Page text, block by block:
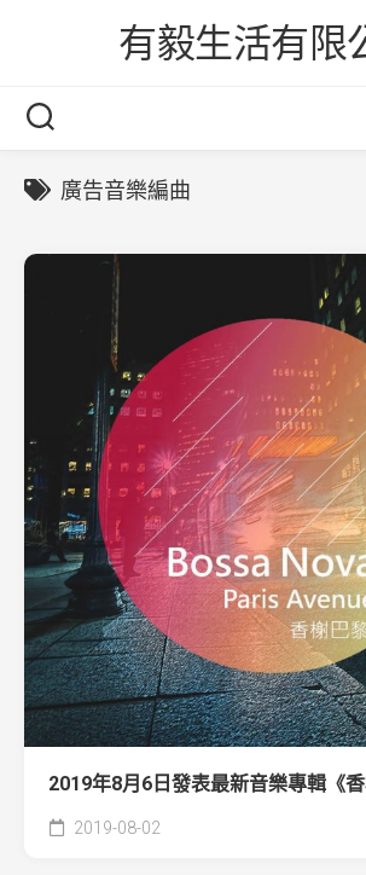
有毅生活有限
廣告音樂編曲
2019年8月6日發表最新音樂專輯《香
2019-08-02